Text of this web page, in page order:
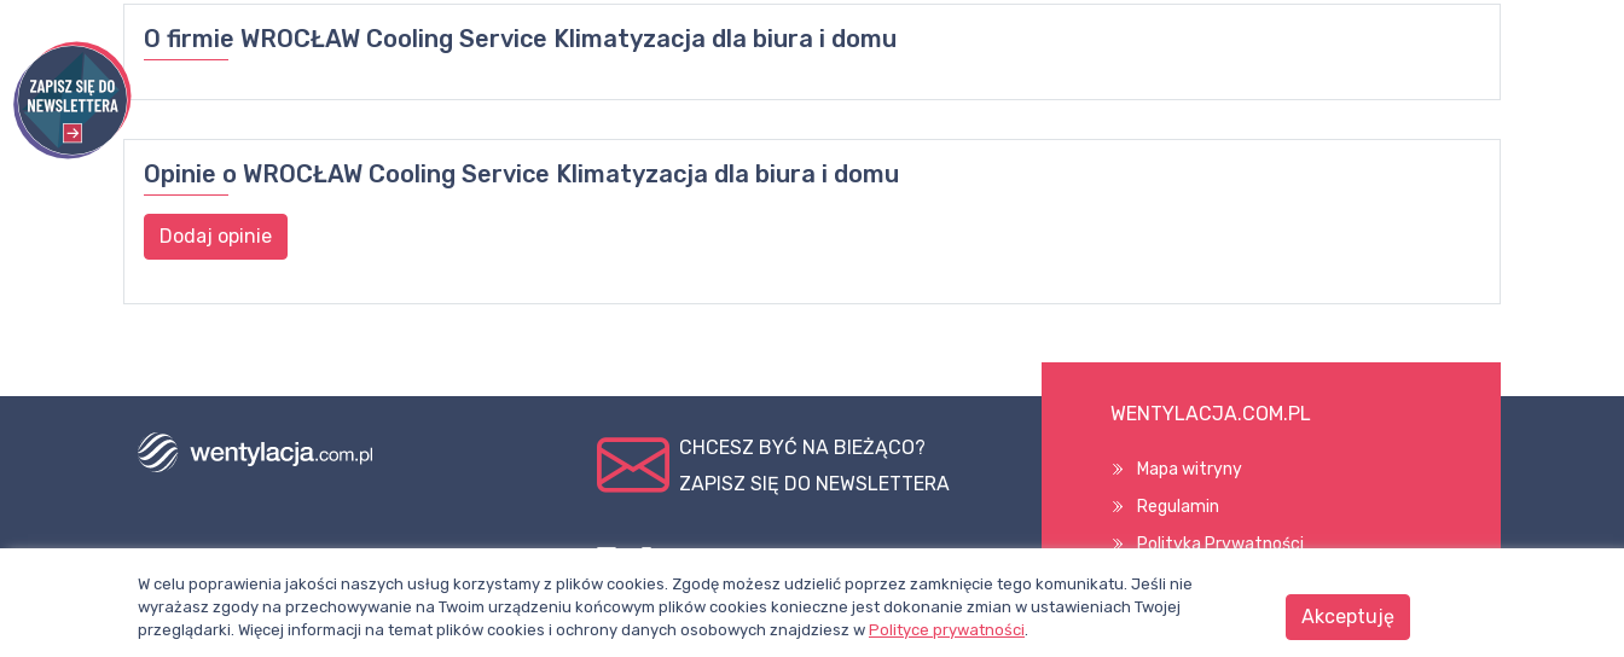
O firmie WROCŁAW Cooling Service Klimatyzacja dla biura i domu
Opinie o WROCŁAW Cooling Service Klimatyzacja dla biura i domu
Dodaj opinie
CHCESZ BYĆ NA BIEŻĄCO?
ZAPISZ SIĘ DO NEWSLETTERA
Telefon: +48 781 000 084
Napisz do nas
X
profil na
Facebooku
WENTYLACJA.COM.PL
Mapa witryny
Regulamin
Polityka Prywatności
Pomoc
W celu poprawienia jakości naszych usług korzystamy z plików cookies. Zgodę możesz udzielić poprzez zamknięcie tego komunikatu. Jeśli nie
wyrażasz zgody na przechowywanie na Twoim urządzeniu końcowym plików cookies konieczne jest dokonanie zmian w ustawieniach Twojej
przeglądarki. Więcej informacji na temat plików cookies i ochrony danych osobowych znajdziesz w Polityce prywatności.
Akceptuję